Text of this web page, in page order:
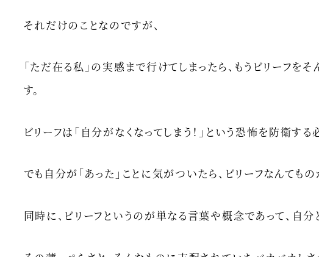
それだけのことなのですが、
「ただ在る私」の実感まで行けてしまったら、もうビリーフ
す。
ビリーフは「自分がなくなってしまう！」という恐怖を防衛す
でも自分が「あった」ことに気がついたら、ビリーフなんてもの
同時に、ビリーフというのが単なる言葉や概念であって、自